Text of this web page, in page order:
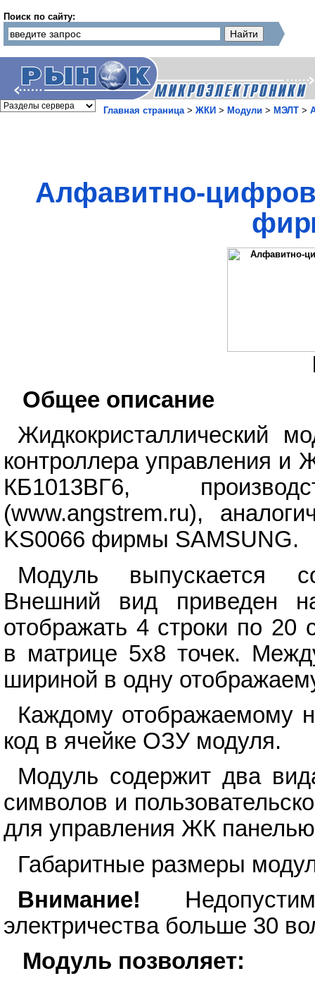
Поиск по сайту:
Главная страница> ЖКИ > Модули > МЭЛТ >
Алфавитно-
Общее описание
Жидкокристаллический
контроллера управления и
КБ1013ВГ6,
(www.angstrem.ru),
KS0066 фирмы SAMSUNG.
Модуль
Внешний вид приведен
отображать 4 строки по
в матрице 5х8 точек.
шириной в одну
Каждому отображаемому
код в ячейке ОЗУ модуля.
Модуль содержит два
символов и
для управления ЖК
Габаритные размеры
Внимание!
электричества больше 30
Модуль позволяет: